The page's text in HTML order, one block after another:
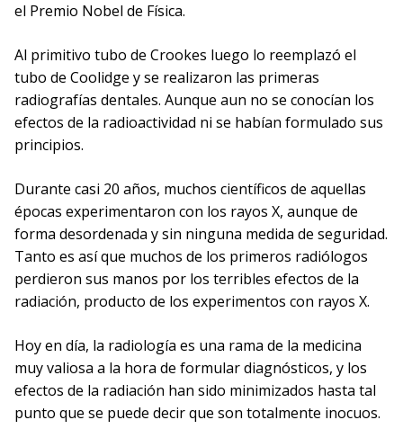
el Premio Nobel de Física.
Al primitivo tubo de Crookes luego lo reemplazó el
tubo de Coolidge y se realizaron las primeras
radiografías dentales. Aunque aun no se conocían los
efectos de la radioactividad ni se habían formulado sus
principios.
Durante casi 20 años, muchos científicos de aquellas
épocas experimentaron con los rayos X, aunque de
forma desordenada y sin ninguna medida de seguridad.
Tanto es así que muchos de los primeros radiólogos
perdieron sus manos por los terribles efectos de la
radiación, producto de los experimentos con rayos X.
Hoy en día, la radiología es una rama de la medicina
muy valiosa a la hora de formular diagnósticos, y los
efectos de la radiación han sido minimizados hasta tal
punto que se puede decir que son totalmente inocuos.